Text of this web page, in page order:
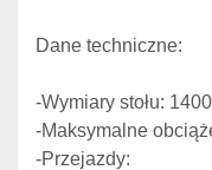
Dane techniczne:
-Wymiary stołu:
-Maksymalne
-Przejazdy: